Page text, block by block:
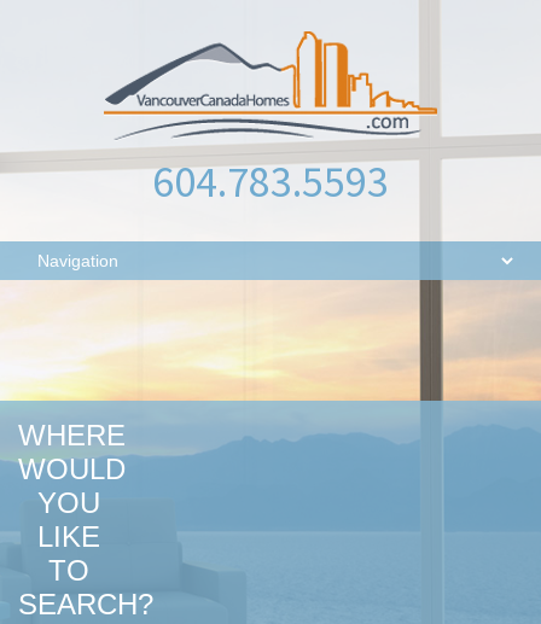
604.783.5593
WHERE
WOULD
YOU
LIKE
TO
SEARCH?